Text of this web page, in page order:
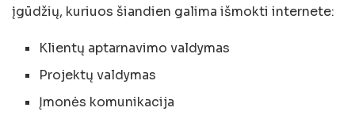
įgūdžių, kuriuos šiandien galima išmokti internete:
Klientų aptarnavimo valdymas
Projektų valdymas
Įmonės komunikacija